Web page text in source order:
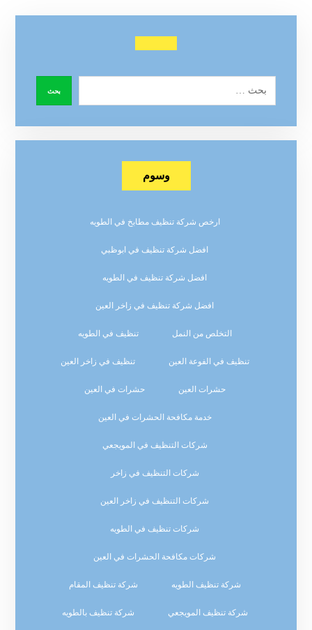
وسوم
ارخص شركة تنظيف مطابخ في الطويه
افضل شركة تنظيف في ابوظبي
افضل شركة تنظيف في الطويه
افضل شركة تنظيف في زاخر العين
التخلص من النمل تنظيف في الطويه
تنظيف في الفوعة العين تنظيف في زاخر العين
حشرات العين حشرات في العين
خدمة مكافحة الحشرات في العين
شركات التنظيف في المويجعي
شركات التنظيف في زاخر
شركات التنظيف في زاخر العين
شركات تنظيف في الطويه
شركات مكافحة الحشرات في العين
شركة تنظيف الطويه شركة تنظيف المقام
شركة تنظيف المويجعي شركة تنظيف بالطويه